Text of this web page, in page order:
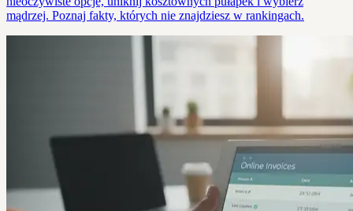
mądrzej. Poznaj fakty, których nie znajdziesz w rankingach.